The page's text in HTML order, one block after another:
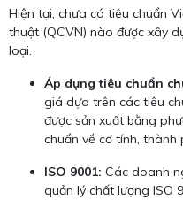
Hiện tại, chưa có tiêu chuẩn
thuật (QCVN) nào được xây
loại.
Áp dụng tiêu chuẩn
giá dựa trên các tiêu
được sản xuất bằng
chuẩn về cơ tính, thành
ISO 9001: Các doanh
quản lý chất lượng ISO